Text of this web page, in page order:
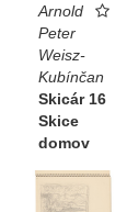
Arnold
Peter
Weisz-
Kubínčan
Skicár 16
Skice
domov